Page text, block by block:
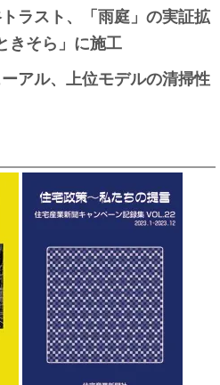
ラスト、「雨庭」の実証拡
きそら」に施工
アル、上位モデルの清掃性